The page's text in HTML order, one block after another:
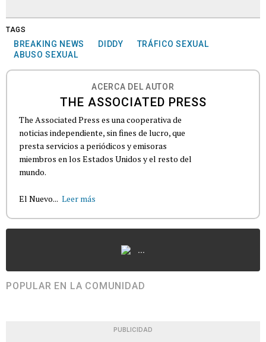
TAGS
BREAKING NEWS DIDDY
TRÁFICO SEXUAL
ABUSO SEXUAL
ACERCA DEL AUTOR
THE ASSOCIATED PRESS
The Associated Press es una cooperativa de
noticias independiente, sin fines de lucro, que
presta servicios a periódicos y emisoras
miembros en los Estados Unidos y el resto del
mundo.
El Nuevo... Leer más
...
POPULAR EN LA COMUNIDAD
PUBLICIDAD